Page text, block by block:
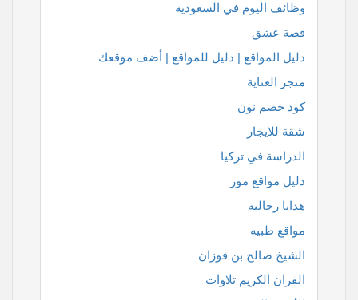
وظائف اليوم في السعودية
قصة عشق
دليل المواقع | دليل للمواقع | أضف موقعك
متجر العناية
كود خصم نون
شقة للايجار
الدراسة في تركيا
دليل مواقع مور
هدايا رجاليه
مواقع طبيه
الشيخ صالح بن فوزان
القران الكريم تلاوات